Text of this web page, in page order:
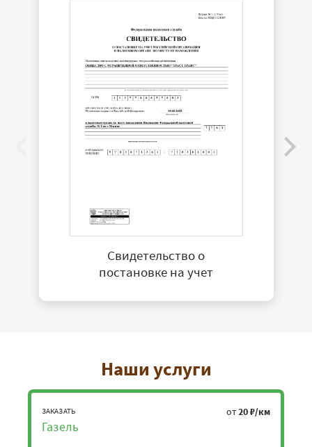
Свидетельство о
постановке на учет
Наши услуги
ЗАКАЗАТЬ
Газель
от20 ₽/км